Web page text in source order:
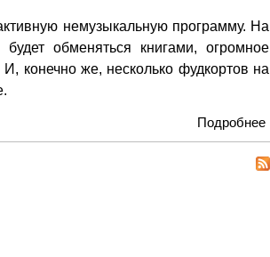
немузыкальную программу. На
обменяться книгами, огромное
конечно же, несколько фудкортов на
Подробнее